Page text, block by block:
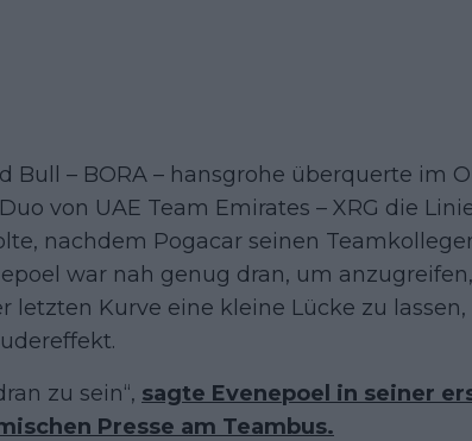
Bull – BORA – hansgrohe überquerte im
von UAE Team Emirates – XRG die
nachdem Pogacar seinen
war nah genug dran, um
letzten Kurve eine kleine Lücke zu
zu sein“, sagte Evenepoel in seiner
Presse am Teambus.